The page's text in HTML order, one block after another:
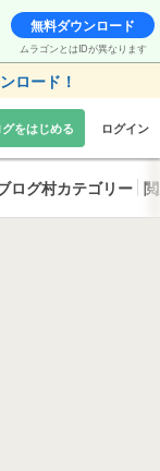
無料ダウンロード
ムラゴンとはIDが異なります
ロード！
をはじめる ログイン
ログ村カテゴリー